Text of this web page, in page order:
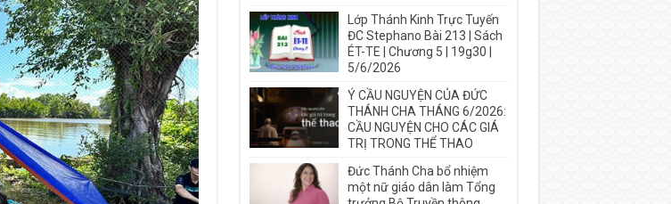
Lớp Thánh Kinh Trực Tuyến
ĐC Stephano Bài 213 | Sách
ÉT-TE | Chương 5 | 19g30 |
5/6/2026
Ý CẦU NGUYỆN CỦA ĐỨC
THÁNH CHA THÁNG 6/2026:
CẦU NGUYỆN CHO CÁC GIÁ
TRỊ TRONG THỂ THAO
Đức Thánh Cha bổ nhiệm
một nữ giáo dân làm Tổng